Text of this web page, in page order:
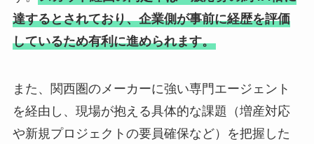
達するとされており、企業側が事前に経歴を評価
しているため有利に進められます。
また、関西圏のメーカーに強い専門エージェント
を経由し、現場が抱える具体的な課題（増産対応
や新規プロジェクトの要員確保など）を把握した